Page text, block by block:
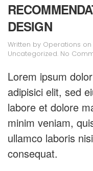
DESIGN
Written by Operations on
Uncategorized. No
Lorem ipsum
adipisici elit, sed
labore et dolore
minim veniam,
ullamco laboris
consequat.